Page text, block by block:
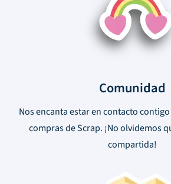
Comunidad
Nos encanta estar en contacto
compras de Scrap. ¡No olvidemos
compartida!